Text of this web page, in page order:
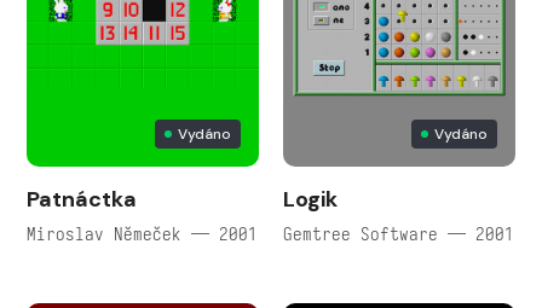
Vydáno
Patnáctka
Miroslav Němeček — 2001
Vydáno
Logik
Gemtree Software — 2001